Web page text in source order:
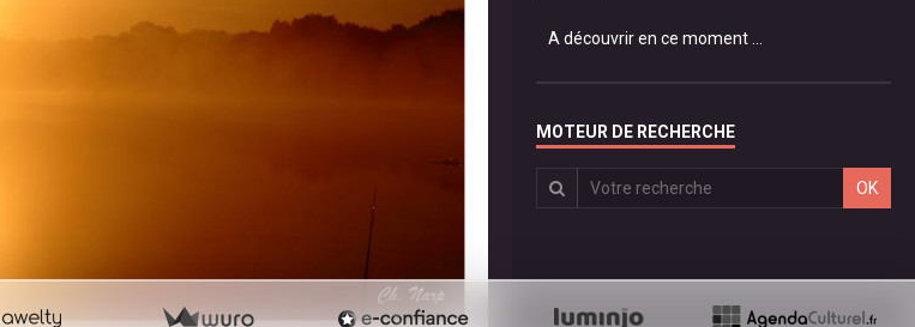
A découvrir en ce moment ...
MOTEUR DE RECHERCHE
OK